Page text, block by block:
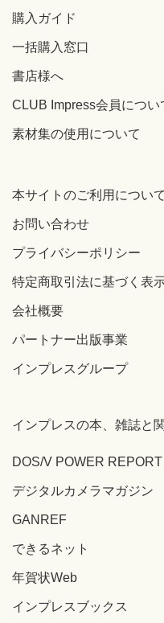
購入ガイド
一括購入窓口
書店様へ
CLUB Impress会員につい
素材集の使用について
本サイトのご利用について
お問い合わせ
プライバシーポリシー
特定商取引法に基づく表
会社概要
パートナー出版事業
インプレスグループ
インプレスの本、雑誌と
DOS/V POWER REPORT
デジタルカメラマガジン
GANREF
できるネット
年賀状Web
インプレスブックス